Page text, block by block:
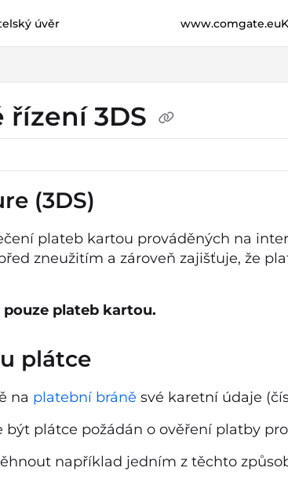
úvěr www.comgate.eu
řízení 3DS
(3DS)
plateb kartou prováděných na
zneužitím a zároveň zajišťuje, že
pouze plateb kartou.
plátce
na platební bráně své karetní údaje
plátce požádán o ověření platby
například jedním z těchto